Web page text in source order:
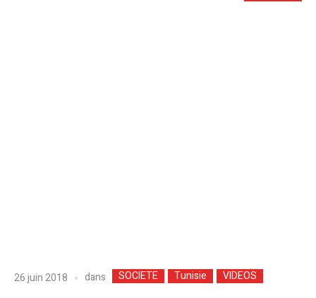
26 juin 2018 dans SOCIETE Tunisie VIDEOS